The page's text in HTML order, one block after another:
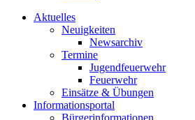
Aktuelles
Neuigkeiten
Newsarchiv
Termine
Jugendfeuerwehr
Feuerwehr
Einsätze & Übungen
Informationsportal
Bürgerinformationen